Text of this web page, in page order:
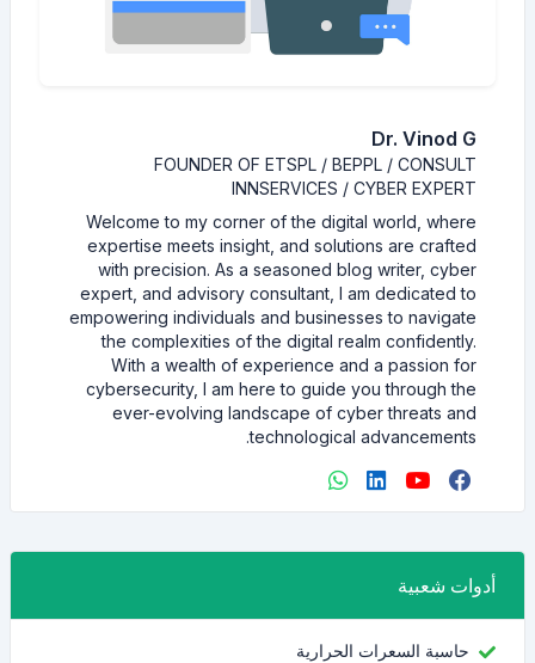
Dr. Vinod G
FOUNDER OF ETSPL / BEPPL / CONSULT
INNSERVICES / CYBER EXPERT
Welcome to my corner of the digital world, where
expertise meets insight, and solutions are crafted
with precision. As a seasoned blog writer, cyber
expert, and advisory consultant, I am dedicated to
empowering individuals and businesses to navigate
the complexities of the digital realm confidently.
With a wealth of experience and a passion for
cybersecurity, I am here to guide you through the
ever-evolving landscape of cyber threats and
technological advancements.
أدوات شعبية
حاسبة السعرات الحرارية